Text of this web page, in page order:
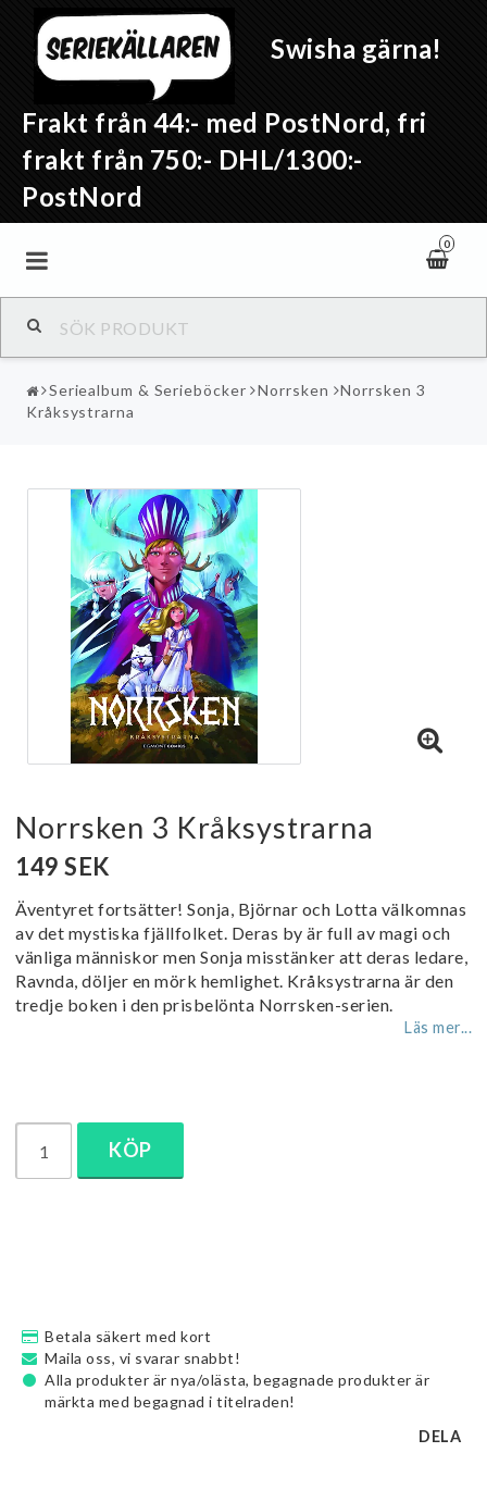
Swisha gärna!
Frakt från 44:- med PostNord, fri
frakt från 750:- DHL/1300:-
PostNord
0
Seriealbum & Serieböcker Norrsken
Norrsken 3
Kråksystrarna
Norrsken 3 Kråksystrarna
149 SEK
Äventyret fortsätter! Sonja, Björnar och Lotta välkomnas
av det mystiska fjällfolket. Deras by är full av magi och
vänliga människor men Sonja misstänker att deras ledare,
Ravnda, döljer en mörk hemlighet. Kråksystrarna är den
tredje boken i den prisbelönta Norrsken-serien.
Läs mer...
KÖP
Betala säkert med kort
Maila oss, vi svarar snabbt!
Alla produkter är nya/olästa, begagnade produkter är
märkta med begagnad i titelraden!
DELA